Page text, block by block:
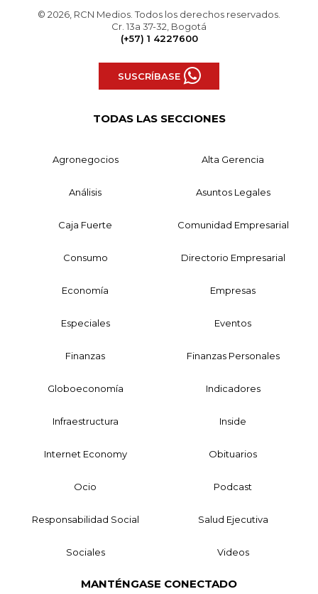
© 2026, RCN Medios. Todos los derechos reservados.
Cr. 13a 37-32, Bogotá
(+57) 1 4227600
SUSCRÍBASE
TODAS LAS SECCIONES
Agronegocios Alta Gerencia
Análisis Asuntos Legales
Caja Fuerte Comunidad Empresarial
Consumo Directorio Empresarial
Economía Empresas
Especiales Eventos
Finanzas Finanzas Personales
Globoeconomía Indicadores
Infraestructura Inside
Internet Economy Obituarios
Ocio Podcast
Responsabilidad Social Salud Ejecutiva
Sociales Videos
MANTÉNGASE CONECTADO